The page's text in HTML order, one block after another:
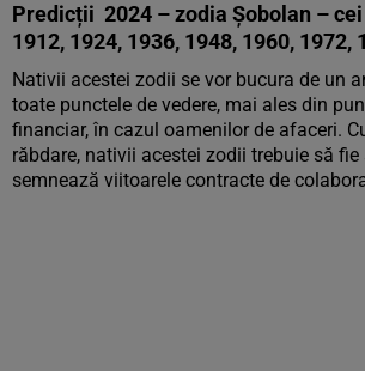
Predicții 2024 – zodia Șobolan – cei
1912, 1924, 1936, 1948, 1960, 1972,
Nativii acestei zodii se vor bucura de un
toate punctele de vedere, mai ales din
financiar, în cazul oamenilor de afaceri.
răbdare, nativii acestei zodii trebuie să
semnează viitoarele contracte de